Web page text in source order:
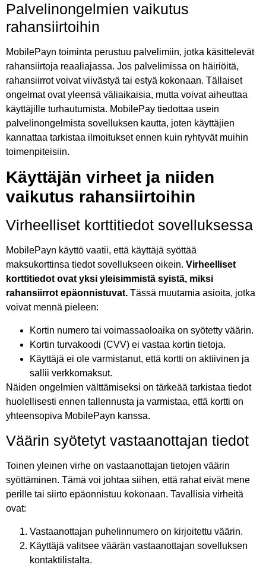
Palvelinongelmien vaikutus
rahansiirtoihin
MobilePayn toiminta perustuu palvelimiin, jotka käsittelevät
rahansiirtoja reaaliajassa. Jos palvelimissa on häiriöitä,
rahansiirrot voivat viivästyä tai estyä kokonaan. Tällaiset
ongelmat ovat yleensä väliaikaisia, mutta voivat aiheuttaa
käyttäjille turhautumista. MobilePay tiedottaa usein
palvelinongelmista sovelluksen kautta, joten käyttäjien
kannattaa tarkistaa ilmoitukset ennen kuin ryhtyvät muihin
toimenpiteisiin.
Käyttäjän virheet ja niiden
vaikutus rahansiirtoihin
Virheelliset korttitiedot sovelluksessa
MobilePayn käyttö vaatii, että käyttäjä syöttää
maksukorttinsa tiedot sovellukseen oikein. Virheelliset
korttitiedot ovat yksi yleisimmistä syistä, miksi
rahansiirrot epäonnistuvat. Tässä muutamia asioita, jotka
voivat mennä pieleen:
Kortin numero tai voimassaoloaika on syötetty väärin.
Kortin turvakoodi (CVV) ei vastaa kortin tietoja.
Käyttäjä ei ole varmistanut, että kortti on aktiivinen ja
sallii verkkomaksut.
Näiden ongelmien välttämiseksi on tärkeää tarkistaa tiedot
huolellisesti ennen tallennusta ja varmistaa, että kortti on
yhteensopiva MobilePayn kanssa.
Väärin syötetyt vastaanottajan tiedot
Toinen yleinen virhe on vastaanottajan tietojen väärin
syöttäminen. Tämä voi johtaa siihen, että rahat eivät mene
perille tai siirto epäonnistuu kokonaan. Tavallisia virheitä
ovat:
Vastaanottajan puhelinnumero on kirjoitettu väärin.
Käyttäjä valitsee väärän vastaanottajan sovelluksen
kontaktilistalta.